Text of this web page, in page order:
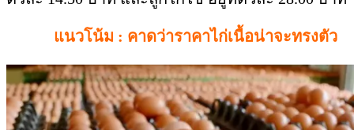
แนวโน้ม : คาดว่าราคาไก่เนื้อน่าจะทรงตัว